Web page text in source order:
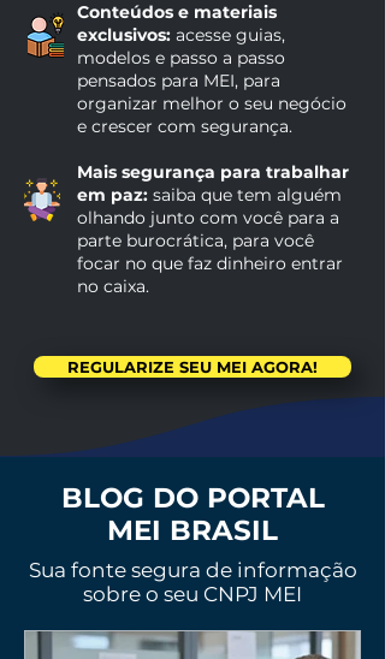
Conteúdos e materiais
exclusivos: acesse guias,
modelos e passo a passo
pensados para MEI, para
organizar melhor o seu negócio
e crescer com segurança.
Mais segurança para trabalhar
em paz: saiba que tem alguém
olhando junto com você para a
parte burocrática, para você
focar no que faz dinheiro entrar
no caixa.
REGULARIZE SEU MEI AGORA!
BLOG DO PORTAL
MEI BRASIL
Sua fonte segura de informação
sobre o seu CNPJ MEI